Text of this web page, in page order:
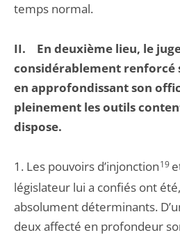
temps normal.
II. En deuxième lieu, le
considérablement renforcé
en approfondissant son
pleinement les outils
dispose.
1. Les pouvoirs d’injonction19
législateur lui a confiés ont
absolument déterminants.
deux affecté en profondeur